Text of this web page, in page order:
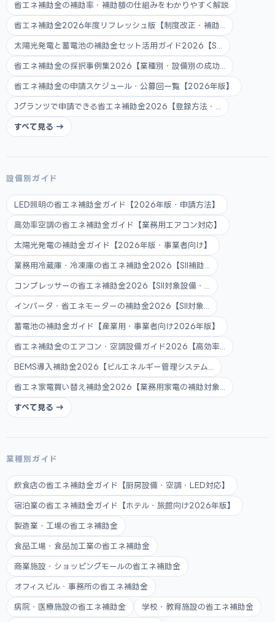
省エネ補助金の補助率・補助額の仕組みをわかりやすく解説
省エネ補助金2026年度リフレッシュ版【制度改正・補助...
太陽光発電と蓄電池の補助金セット活用ガイド2026【S...
省エネ補助金の採択事例集2026【業種別・設備別の成功...
省エネ補助金の申請スケジュール・公募回一覧【2026年版】
Jグランツで申請できる省エネ補助金2026【登録方法・...
すべて見る →
設備別ガイド
LED照明の省エネ補助金ガイド【2026年版・申請方法】
高効率空調の省エネ補助金ガイド【業務用エアコン対応】
太陽光発電の補助金ガイド【2026年版・事業者向け】
業務用冷蔵庫・冷凍庫の省エネ補助金2026【SII補助...
コンプレッサーの省エネ補助金2026【SII対象設備・...
インバータ・省エネモーターの補助金2026【SII対象...
蓄電池の補助金ガイド【産業用・事業者向け2026年版】
省エネ補助金のエアコン・空調設備ガイド2026【高効率...
BEMS導入補助金2026【ビルエネルギー管理システム...
省エネ家電買い替え補助金2026【業務用家電の補助対象...
すべて見る →
業種別ガイド
飲食店の省エネ補助金ガイド【厨房設備・空調・LED対応】
宿泊業の省エネ補助金ガイド【ホテル・旅館向け2026年版】
製造業・工場の省エネ補助金
食品工場・食品加工業の省エネ補助金
商業施設・ショッピングモールの省エネ補助金
オフィスビル・事務所の省エネ補助金
病院・医療施設の省エネ補助金 学校・教育施設の省エネ補助金